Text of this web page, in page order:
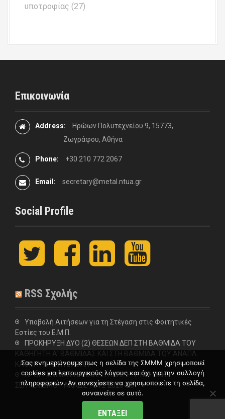
υποτροφίας (27)
Επικοινωνία
Address:
Ηρώων Πολυτεχνείου 9, 15773,
Ζωγράφου, Αθήνα
Phone: +30 210 772 2067
Email: secretary@metal.ntua.gr
Social Profile
t
i
e
r
F
c
o
L
n
I
y
u
e
RSS Σχολής
Υποβολή Αιτήσεων για τη Στέγαση στις Φοιτητικές
Εστίες του Ε.Μ.Π.
ΠΡΟΚΗΡΥΞΗ ΔΥΟ (2) ΘΕΣΕΩΝ ΔΕΠ ΣΤΗ ΒΑΘΜΙΔΑ ΤΟΥ
ΚΑΘΗΓΗΤΗ Α’ ΒΑΘΜΙΔΑΣ ΚΑΙ ΣΤΗ ΒΑΘΜΙΔΑ ΤΟΥ ΑΝΑΠΛ.
ΚΑΘΗΓΗΤΗ ΣΤΗ ΣΧΟΛΗ
ΠΡΟΓΡΑΜΜΑ ΕΠΑΝΑΛΗΠΤΙΚΗΣ ΕΞΕΤΑΣΤΙΚΗΣ
ΣΕΠΤΕΜΒΡΙΟΥ ΑΚΑΔ.ΕΤΟΥΣ 2025-26
Σας ενημερώνουμε πως η σελίδα της ΣΜΜΜ χρησιμοποιεί
cookies για λειτουργικούς λόγους και όχι για την συλλογή
πληροφοριών. Αν συνεχίσετε να χρησιμοποιείτε τη σελίδα,
συναινείτε σε αυτό.
ΕΝΤΆΞΕΙ